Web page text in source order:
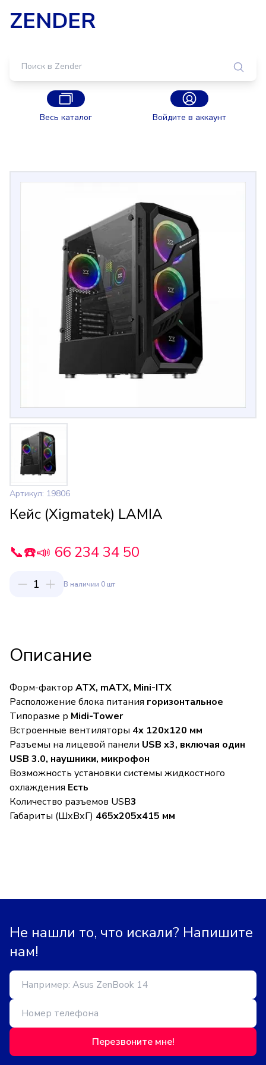
ZENDER
Весь каталог Войдите в аккаунт
Артикул: 19806
Кейс (Xigmatek) LAMIA
📞☎️📣 66 234 34 50
1 В наличии 0 шт
Описание
Форм-фактор ATX, mATX, Mini-ITX
Расположение блока питания горизонтальное
Типоразме р Midi-Tower
Встроенные вентиляторы 4x 120x120 мм
Разъемы на лицевой панели USB x3, включая один
USB 3.0, наушники, микрофон
Возможность установки системы жидкостного
охлаждения Есть
Количество разъемов USB3
Габариты (ШхВхГ) 465x205x415 мм
Не нашли то, что искали? Напишите
нам!
Перезвоните мне!